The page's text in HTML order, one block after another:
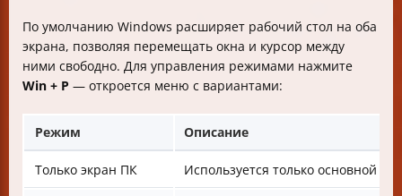
По умолчанию Windows расширяет рабочий стол на оба
экрана, позволяя перемещать окна и курсор между
ними свободно. Для управления режимами нажмите
Win + P — откроется меню с вариантами:
Режим Описание
Только экран ПК Используется только основной